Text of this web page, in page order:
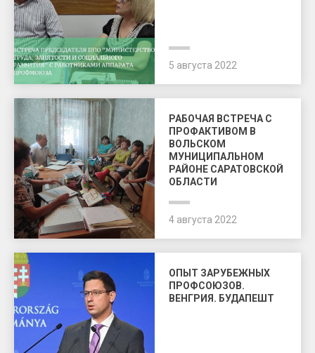
5 августа 2022
РАБОЧАЯ ВСТРЕЧА С
ПРОФАКТИВОМ В
ВОЛЬСКОМ
МУНИЦИПАЛЬНОМ
РАЙОНЕ САРАТОВСКОЙ
ОБЛАСТИ
4 августа 2022
ОПЫТ ЗАРУБЕЖНЫХ
ПРОФСОЮЗОВ.
ВЕНГРИЯ. БУДАПЕШТ